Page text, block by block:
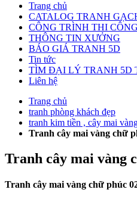
Trang chủ
CATALOG TRANH
CÔNG TRÌNH THI
THÔNG TIN XƯỞNG
BÁO GIÁ TRANH 5D
Tin tức
TÌM ĐẠI LÝ TRANH 5D
Liên hệ
Trang chủ
tranh phòng khách đẹp
tranh kim tiền , cây mai
Tranh cây mai vàng chữ
Tranh cây mai vàng
Tranh cây mai vàng chữ phúc